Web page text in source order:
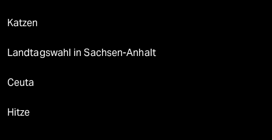
Katzen
Landtagswahl in Sachsen-Anhalt
Ceuta
Hitze